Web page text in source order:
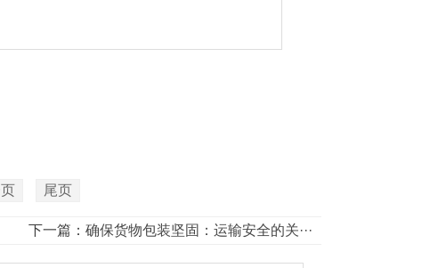
尾页
下一篇： 确保货物包装坚固：运输安全的关···